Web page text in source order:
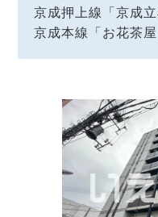
京成押上線「京成
京成本線「お花茶